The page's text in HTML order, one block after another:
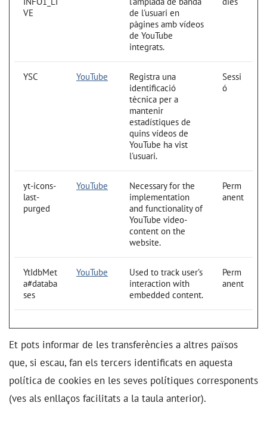
VE
de l'usuari en
pàgines amb vídeos
de YouTube
integrats.
YSC YouTube
Registra una
identificació
tècnica per a
mantenir
estadístiques de
quins vídeos de
YouTube ha vist
l'usuari.
Sessi
ó
yt-icons-
last-
purged
YouTube
Necessary for the
implementation
and functionality of
YouTube video-
content on the
website.
Perm
anent
YtIdbMet
a#databa
ses
YouTube
Used to track user’s
interaction with
embedded content.
Perm
anent
Et pots informar de les transferències a altres països
que, si escau, fan els tercers identificats en aquesta
política de cookies en les seves polítiques corresponents
(ves als enllaços facilitats a la taula anterior).